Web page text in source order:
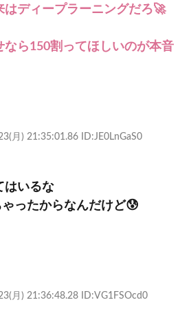
はディープラーニングだろ🚀
なら150割ってほしいのが本音
月) 21:35:01.86 ID:JE0LnGaS0
はいるな
ったからなんだけど😰
月) 21:36:48.28 ID:VG1FSOcd0